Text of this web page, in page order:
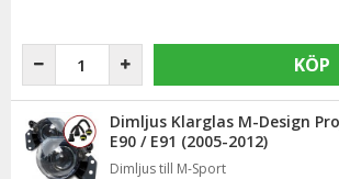
KÖP
Dimljus Klarglas M-Design
E90 / E91 (2005-2012)
Dimljus till M-Sport